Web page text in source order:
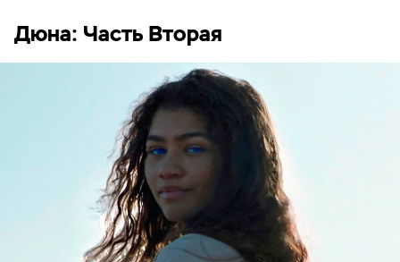
Дюна: Часть Вторая